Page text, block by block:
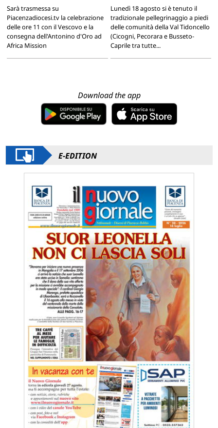
Sarà trasmessa su
Piacenzadiocesi.tv la celebrazione
delle ore 11 con il Vescovo e la
consegna dell'Antonino d'Oro ad
Africa Mission
Lunedì 18 agosto si è tenuto il
tradizionale pellegrinaggio a piedi
delle comunità della Val Tidoncello
(Cicogni, Pecorara e Busseto-
Caprile tra tutte...
Download the app
E-EDITION